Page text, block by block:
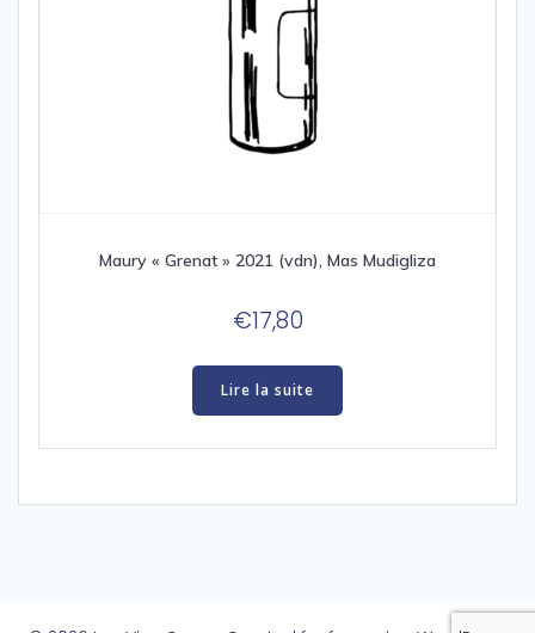
Maury « Grenat » 2021 (vdn), Mas Mudigliza
€17,80
Lire la suite